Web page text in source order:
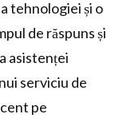
tehnologiei și o
de răspuns și
asistenței
serviciu de
pe